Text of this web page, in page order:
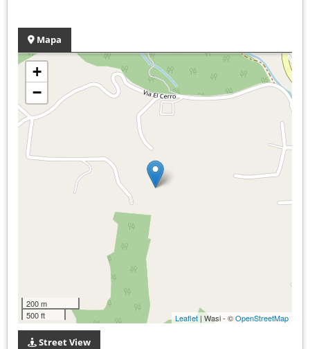
Mapa
+
−
200 m
500 ft
Leaflet | Wasi - ©OpenStreetMap
Street View